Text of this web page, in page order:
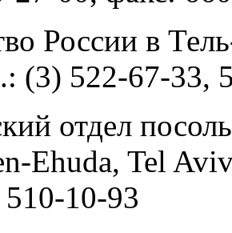
России в
(3) 522-67-33,
отдел
Ehuda, Tel
10-93